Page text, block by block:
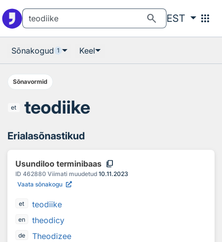
search EST apps
Sõnakogud 1 Keel
Sõnavormid
et teodiike
Erialasõnastikud
Usundiloo terminibaas content_copy
ID 462880 Viimati muudetud 10.11.2023
Vaata sõnakogu
et teodiike
en theodicy
de
Theodizee